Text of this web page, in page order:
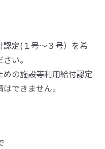
定(１号～３号）を希
い。
の施設等利用給付認定
できません。